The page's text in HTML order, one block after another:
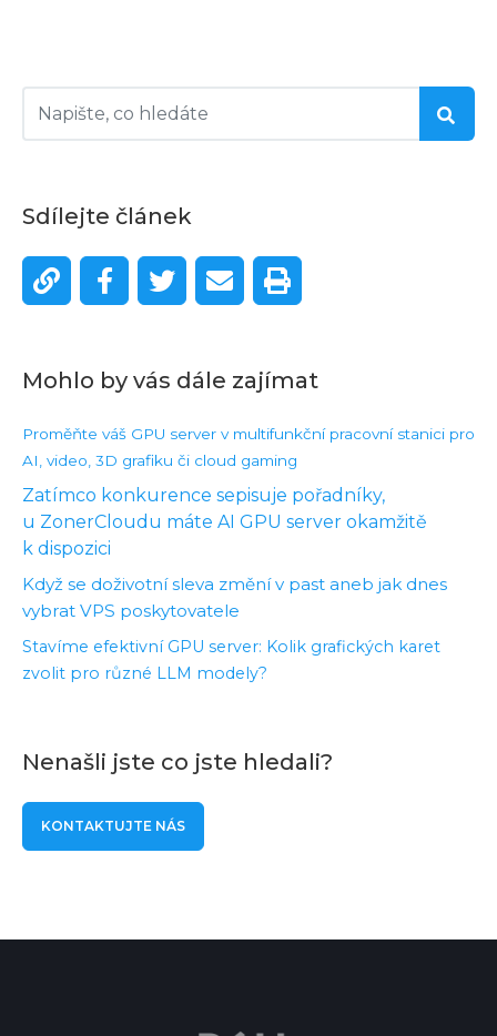
Sdílejte článek
Mohlo by vás dále zajímat
Proměňte váš GPU server v multifunkční pracovní stanici pro
AI, video, 3D grafiku či cloud gaming
Zatímco konkurence sepisuje pořadníky,
u ZonerCloudu máte AI GPU server okamžitě
k dispozici
Když se doživotní sleva změní v past aneb jak dnes
vybrat VPS poskytovatele
Stavíme efektivní GPU server: Kolik grafických karet
zvolit pro různé LLM modely?
Nenašli jste co jste hledali?
KONTAKTUJTE NÁS